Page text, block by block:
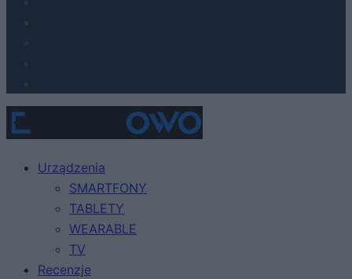
Urządzenia
SMARTFONY
TABLETY
WEARABLE
TV
Recenzje